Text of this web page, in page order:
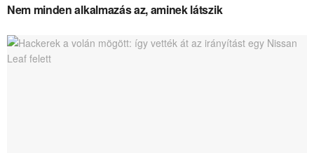
Nem minden alkalmazás az, aminek látszik